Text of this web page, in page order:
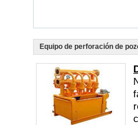
Equipo de perforación de